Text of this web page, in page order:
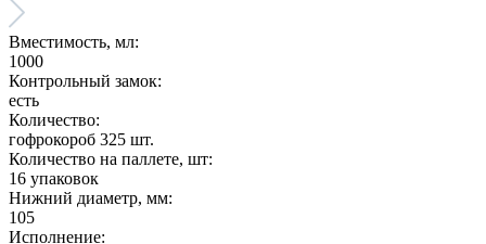
Вместимость, мл:
1000
Контрольный замок:
есть
Количество:
гофрокороб 325 шт.
Количество на паллете, шт:
16 упаковок
Нижний диаметр, мм:
105
Исполнение: